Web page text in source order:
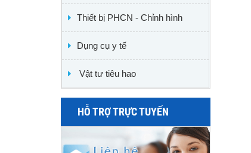
Thiết bị PHCN - Chỉnh hình
Dụng cụ y tế
Vật tư tiêu hao
HỖ TRỢ TRỰC TUYẾN